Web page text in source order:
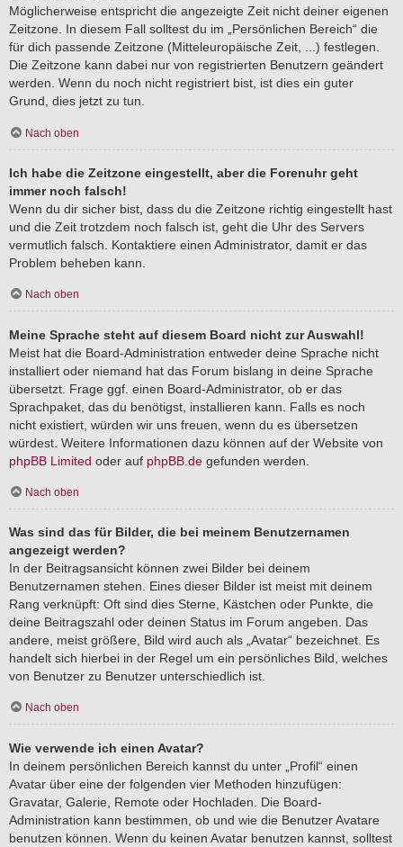
Möglicherweise entspricht die angezeigte Zeit nicht deiner eigenen
Zeitzone. In diesem Fall solltest du im „Persönlichen Bereich“ die
für dich passende Zeitzone (Mitteleuropäische Zeit, ...) festlegen.
Die Zeitzone kann dabei nur von registrierten Benutzern geändert
werden. Wenn du noch nicht registriert bist, ist dies ein guter
Grund, dies jetzt zu tun.
Nach oben
Ich habe die Zeitzone eingestellt, aber die Forenuhr geht
immer noch falsch!
Wenn du dir sicher bist, dass du die Zeitzone richtig eingestellt hast
und die Zeit trotzdem noch falsch ist, geht die Uhr des Servers
vermutlich falsch. Kontaktiere einen Administrator, damit er das
Problem beheben kann.
Nach oben
Meine Sprache steht auf diesem Board nicht zur Auswahl!
Meist hat die Board-Administration entweder deine Sprache nicht
installiert oder niemand hat das Forum bislang in deine Sprache
übersetzt. Frage ggf. einen Board-Administrator, ob er das
Sprachpaket, das du benötigst, installieren kann. Falls es noch
nicht existiert, würden wir uns freuen, wenn du es übersetzen
würdest. Weitere Informationen dazu können auf der Website von
phpBB Limited oder auf phpBB.de gefunden werden.
Nach oben
Was sind das für Bilder, die bei meinem Benutzernamen
angezeigt werden?
In der Beitragsansicht können zwei Bilder bei deinem
Benutzernamen stehen. Eines dieser Bilder ist meist mit deinem
Rang verknüpft: Oft sind dies Sterne, Kästchen oder Punkte, die
deine Beitragszahl oder deinen Status im Forum angeben. Das
andere, meist größere, Bild wird auch als „Avatar“ bezeichnet. Es
handelt sich hierbei in der Regel um ein persönliches Bild, welches
von Benutzer zu Benutzer unterschiedlich ist.
Nach oben
Wie verwende ich einen Avatar?
In deinem persönlichen Bereich kannst du unter „Profil“ einen
Avatar über eine der folgenden vier Methoden hinzufügen:
Gravatar, Galerie, Remote oder Hochladen. Die Board-
Administration kann bestimmen, ob und wie die Benutzer Avatare
benutzen können. Wenn du keinen Avatar benutzen kannst, solltest